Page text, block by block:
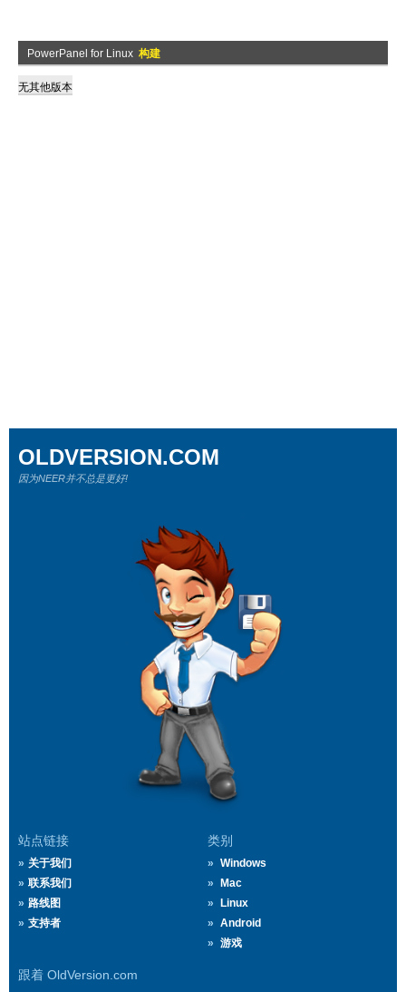
PowerPanel for Linux 构建
无其他版本
站点链接
关于我们
联系我们
路线图
支持者
类别
Windows
Mac
Linux
Android
游戏
跟着 OldVersion.com
OLDVERSION.COM
因为NEER并不总是更好!